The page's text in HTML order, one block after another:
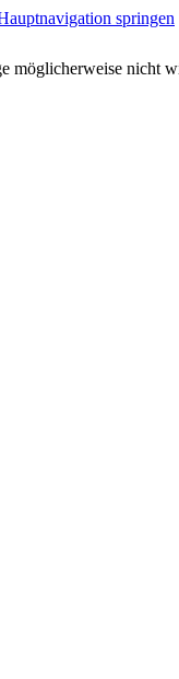
springen
möglicherweise nicht